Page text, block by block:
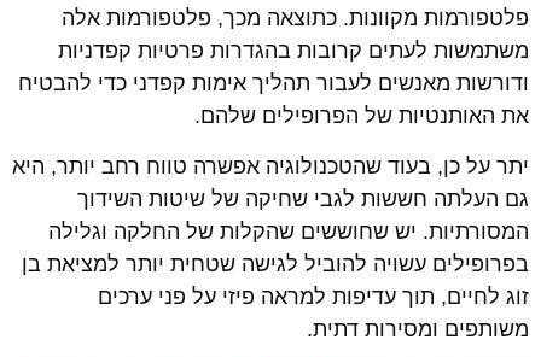
פלטפורמות מקוונות. כתוצאה מכך, פלטפורמות אלה
משתמשות לעתים קרובות בהגדרות פרטיות קפדניות
ודורשות מאנשים לעבור תהליך אימות קפדני כדי להבטיח
את האותנטיות של הפרופילים שלהם.
יתר על כן, בעוד שהטכנולוגיה אפשרה טווח רחב יותר, היא
גם העלתה חששות לגבי שחיקה של שיטות השידוך
המסורתיות. יש שחוששים שהקלות של החלקה וגלילה
בפרופילים עשויה להוביל לגישה שטחית יותר למציאת בן
זוג לחיים, תוך עדיפות למראה פיזי על פני ערכים
משותפים ומסירות דתית.